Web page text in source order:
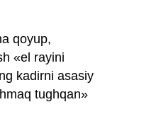
qoyup,
«el rayini
kadirni asasiy
tughqan»